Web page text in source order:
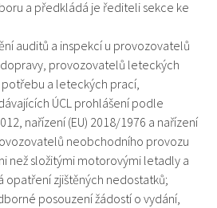
a předkládá je řediteli sekce ke
auditů a inspekcí u provozovatelů
provozovatelů leteckých
a leteckých prací,
ÚCL prohlášení podle
nařízení (EU) 2018/1976 a nařízení
neobchodního provozu
než složitými motorovými letadly a
opatření zjištěných nedostatků;
posouzení žádostí o vydání,